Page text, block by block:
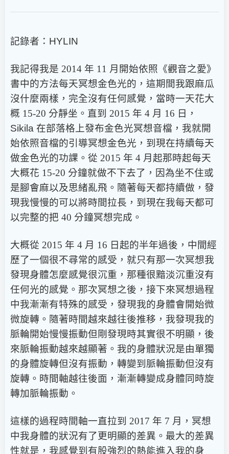
記錄者： HYLIN
我記得我是 2014 年 11 月開始依照《觀音之愛》
書中的方法每天冥想金色光的，這期間我跟麻瓜
沒什麼兩樣，完全沒有任何感覺，當時一天花大
概 15-20 分靜坐。直到 2015 年 4 月 16 日，
Sikila 在部落格上發布金色光冥想音檔，我就開
始依照音檔的引導冥想金色光，到現在持續每天
做金色光的功課。從 2015 年 4 月起那時起每天
大概花 15-20 分鐘就做不下去了，因為坐不住或
是腳會麻以及思緒亂飛。隨著每天都持續做，發
現我慢慢的可以將時間拉長，到現在我每天都可
以完整的把 40 分鐘冥想完成。
大概從 2015 年 4 月 16 日起的半年過後，中間經
歷了一個很不尋常的感受，就只有那一次冥想我
發現身體怎麼感覺很沉重，那種很黯淡沉重沒有
任何光的感覺。那次冥想之後，接下來冥想過程
中我漸漸有特殊的感受，發現我的身體會開始微
微旋轉。隨著時間越來越往後推移，我發現我的
脈輪開始慢慢振動但剛發現時其實很不明顯，後
來脈輪振動越來越顯著。我的身體狀況是由單獨
的身體旋轉但沒有振動，轉變到脈輪振動但沒有
旋轉。時間軸越往後面，漸漸轉變成身體同時旋
轉加脈輪振動。
這樣的過程時間軸一直拉到 2017 年 7 月，冥想
中我身體的狀況有了更明顯的差異。最大的差異
性就是，我感覺到有股強烈的熱能進入我的身